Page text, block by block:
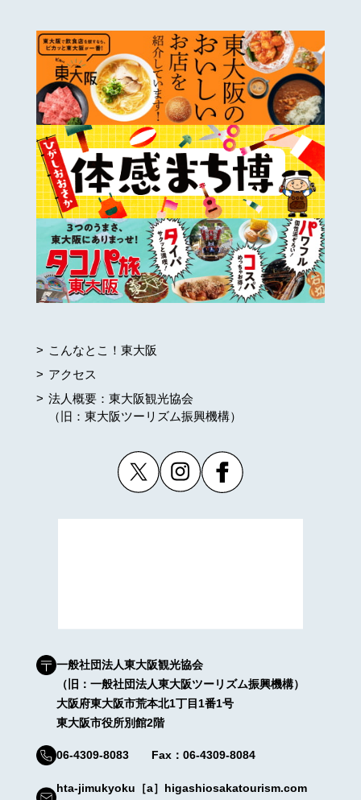
こんなとこ！東大阪
アクセス
法人概要：東大阪観光協会
（旧：東大阪ツーリズム振興機構）
一般社団法人東大阪観光協会
（旧：一般社団法人東大阪ツーリズム振興機構）
大阪府東大阪市荒本北1丁目1番1号
東大阪市役所別館2階
06-4309-8083 Fax：06-4309-8084
hta-jimukyoku［a］higashiosakatourism.com